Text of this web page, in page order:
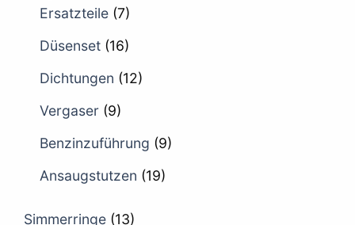
Ersatzteile (7)
Düsenset (16)
Dichtungen (12)
Vergaser (9)
Benzinzuführung (9)
Ansaugstutzen (19)
Simmerringe (13)